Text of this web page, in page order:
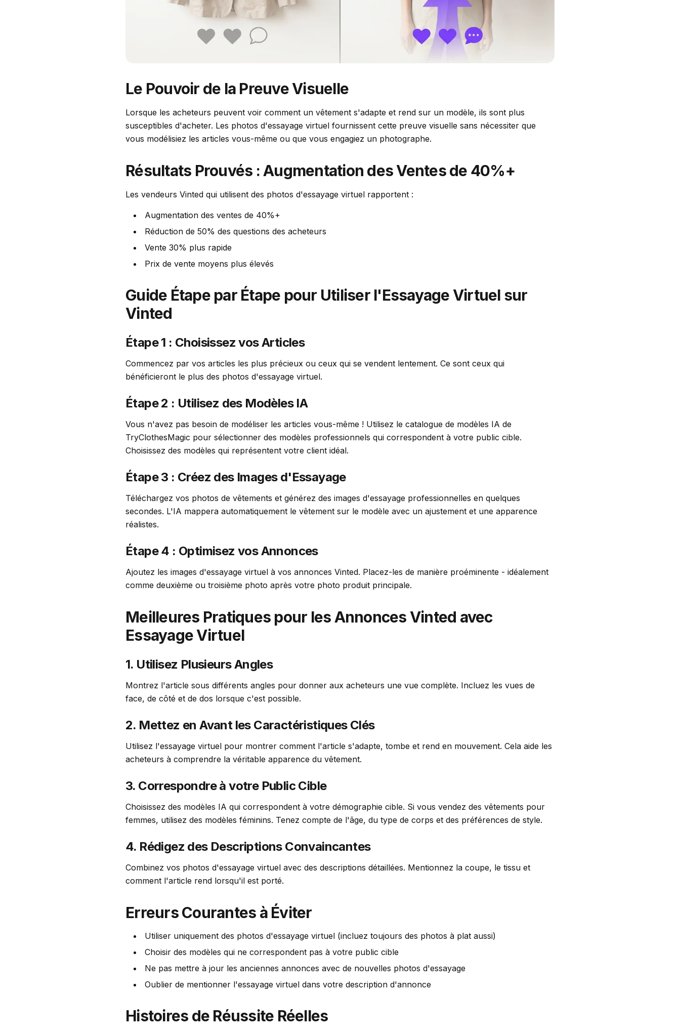
Le Pouvoir de la Preuve Visuelle
Lorsque les acheteurs peuvent voir comment un vêtement s'adapte et rend sur un modèle, ils sont plus
susceptibles d'acheter. Les photos d'essayage virtuel fournissent cette preuve visuelle sans nécessiter que
vous modélisiez les articles vous-même ou que vous engagiez un photographe.
Résultats Prouvés : Augmentation des Ventes de 40%+
Les vendeurs Vinted qui utilisent des photos d'essayage virtuel rapportent :
Augmentation des ventes de 40%+
Réduction de 50% des questions des acheteurs
Vente 30% plus rapide
Prix de vente moyens plus élevés
Guide Étape par Étape pour Utiliser l'Essayage Virtuel sur
Vinted
Étape 1 : Choisissez vos Articles
Commencez par vos articles les plus précieux ou ceux qui se vendent lentement. Ce sont ceux qui
bénéficieront le plus des photos d'essayage virtuel.
Étape 2 : Utilisez des Modèles IA
Vous n'avez pas besoin de modéliser les articles vous-même ! Utilisez le catalogue de modèles IA de
TryClothesMagic pour sélectionner des modèles professionnels qui correspondent à votre public cible.
Choisissez des modèles qui représentent votre client idéal.
Étape 3 : Créez des Images d'Essayage
Téléchargez vos photos de vêtements et générez des images d'essayage professionnelles en quelques
secondes. L'IA mappera automatiquement le vêtement sur le modèle avec un ajustement et une apparence
réalistes.
Étape 4 : Optimisez vos Annonces
Ajoutez les images d'essayage virtuel à vos annonces Vinted. Placez-les de manière proéminente - idéalement
comme deuxième ou troisième photo après votre photo produit principale.
Meilleures Pratiques pour les Annonces Vinted avec
Essayage Virtuel
1. Utilisez Plusieurs Angles
Montrez l'article sous différents angles pour donner aux acheteurs une vue complète. Incluez les vues de
face, de côté et de dos lorsque c'est possible.
2. Mettez en Avant les Caractéristiques Clés
Utilisez l'essayage virtuel pour montrer comment l'article s'adapte, tombe et rend en mouvement. Cela aide les
acheteurs à comprendre la véritable apparence du vêtement.
3. Correspondre à votre Public Cible
Choisissez des modèles IA qui correspondent à votre démographie cible. Si vous vendez des vêtements pour
femmes, utilisez des modèles féminins. Tenez compte de l'âge, du type de corps et des préférences de style.
4. Rédigez des Descriptions Convaincantes
Combinez vos photos d'essayage virtuel avec des descriptions détaillées. Mentionnez la coupe, le tissu et
comment l'article rend lorsqu'il est porté.
Erreurs Courantes à Éviter
Utiliser uniquement des photos d'essayage virtuel (incluez toujours des photos à plat aussi)
Choisir des modèles qui ne correspondent pas à votre public cible
Ne pas mettre à jour les anciennes annonces avec de nouvelles photos d'essayage
Oublier de mentionner l'essayage virtuel dans votre description d'annonce
Histoires de Réussite Réelles